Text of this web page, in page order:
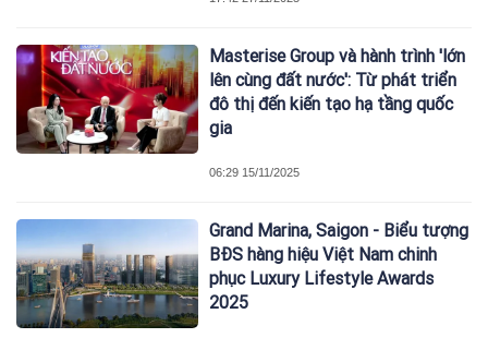
Masterise Group và hành trình 'lớn
lên cùng đất nước': Từ phát triển
đô thị đến kiến tạo hạ tầng quốc
gia
06:29 15/11/2025
Grand Marina, Saigon - Biểu tượng
BĐS hàng hiệu Việt Nam chinh
phục Luxury Lifestyle Awards
2025